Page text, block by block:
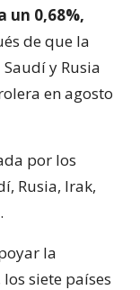
un 0,68%,
de que la
y Rusia
en agosto
por los
Rusia, Irak,
la
siete países